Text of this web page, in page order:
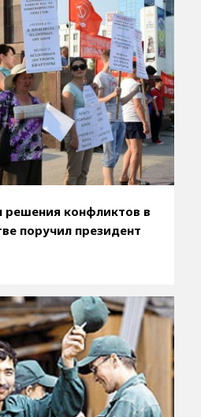
решения конфликтов в
поручил президент